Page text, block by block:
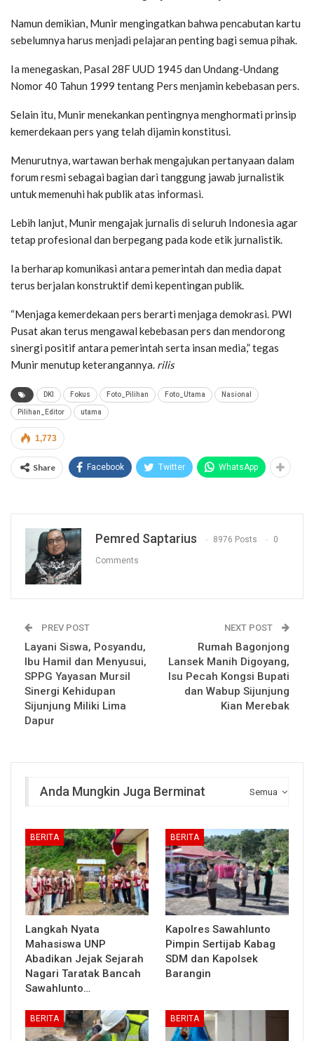
Namun demikian, Munir mengingatkan bahwa pencabutan kartu
sebelumnya harus menjadi pelajaran penting bagi semua pihak.
Ia menegaskan, Pasal 28F UUD 1945 dan Undang-Undang
Nomor 40 Tahun 1999 tentang Pers menjamin kebebasan pers.
Selain itu, Munir menekankan pentingnya menghormati prinsip
kemerdekaan pers yang telah dijamin konstitusi.
Menurutnya, wartawan berhak mengajukan pertanyaan dalam
forum resmi sebagai bagian dari tanggung jawab jurnalistik
untuk memenuhi hak publik atas informasi.
Lebih lanjut, Munir mengajak jurnalis di seluruh Indonesia agar
tetap profesional dan berpegang pada kode etik jurnalistik.
Ia berharap komunikasi antara pemerintah dan media dapat
terus berjalan konstruktif demi kepentingan publik.
“Menjaga kemerdekaan pers berarti menjaga demokrasi. PWI
Pusat akan terus mengawal kebebasan pers dan mendorong
sinergi positif antara pemerintah serta insan media,” tegas
Munir menutup keterangannya. rilis
DKI Fokus Foto_Pilihan Foto_Utama Nasional
Pilihan_Editor utama
1,773
Share Facebook Twitter WhatsApp
Pemred Saptarius 8976 Posts 0
Comments
PREV POST
Layani Siswa, Posyandu,
Ibu Hamil dan Menyusui,
SPPG Yayasan Mursil
Sinergi Kehidupan
Sijunjung Miliki Lima
Dapur
NEXT POST
Rumah Bagonjong
Lansek Manih Digoyang,
Isu Pecah Kongsi Bupati
dan Wabup Sijunjung
Kian Merebak
Semua
Anda Mungkin Juga Berminat
BERITA
Langkah Nyata
Mahasiswa UNP
Abadikan Jejak Sejarah
Nagari Taratak Bancah
Sawahlunto…
BERITA
Kapolres Sawahlunto
Pimpin Sertijab Kabag
SDM dan Kapolsek
Barangin
BERITA BERITA